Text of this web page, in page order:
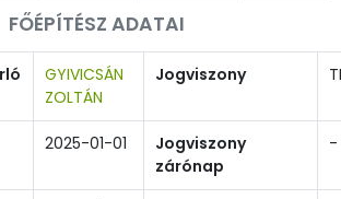
FŐÉPÍTÉSZ ADATAI
GYIVICSÁN
ZOLTÁN
Jogviszony
2025-01-01
Jogviszony
zárónap
-